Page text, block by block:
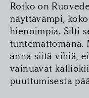
Rotko on
näyttävämpi,
hienoimpia. Silti
tuntemattomana.
anna siitä vihiä,
vainuavat
puuttumisesta